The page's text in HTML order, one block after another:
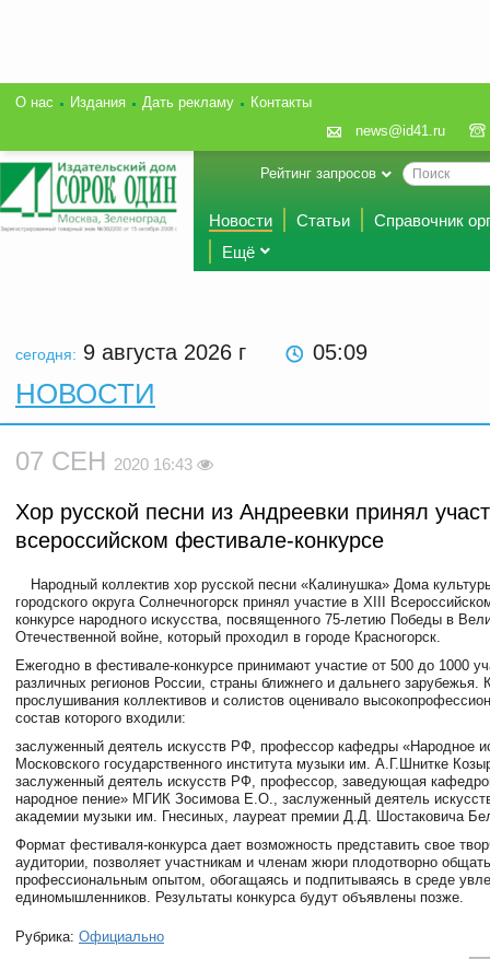
О нас Издания Дать рекламу
Контакты
news@id41.ru
Рейтинг запросов
Новости Статьи
Справочник
Ещё
сегодня: 9 августа 2026 г 05:09
НОВОСТИ
07 СЕН 2020 16:43
Хор русской песни из Андреевки принял
всероссийском фестивале-конкурсе
Народный коллектив хор русской песни «Калинушка» Дома
городского округа Солнечногорск принял участие в XIII
конкурсе народного искусства, посвященного 75-летию Победы в
Отечественной войне, который проходил в городе Красногорск.
Ежегодно в фестивале-конкурсе принимают участие от 500 до 1000
различных регионов России, страны ближнего и дальнего зарубежья.
прослушивания коллективов и солистов оценивало
состав которого входили:
заслуженный деятель искусств РФ, профессор кафедры «Народное
Московского государственного института музыки им. А.Г.Шнитке
заслуженный деятель искусств РФ, профессор, заведующая
народное пение» МГИК Зосимова Е.О., заслуженный деятель
академии музыки им. Гнесиных, лауреат премии Д.Д. Шостаковича
Формат фестиваля-конкурса дает возможность представить свое
аудитории, позволяет участникам и членам жюри плодотворно
профессиональным опытом, обогащаясь и подпитываясь в среде
единомышленников. Результаты конкурса будут объявлены позже.
Рубрика: Официально